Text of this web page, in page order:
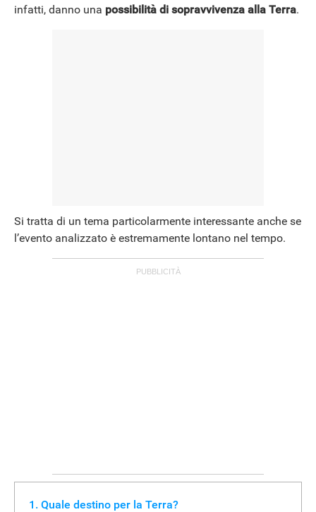
infatti, danno una possibilità di sopravvivenza alla Terra.
Si tratta di un tema particolarmente interessante anche se
l’evento analizzato è estremamente lontano nel tempo.
Quale destino per la Terra?